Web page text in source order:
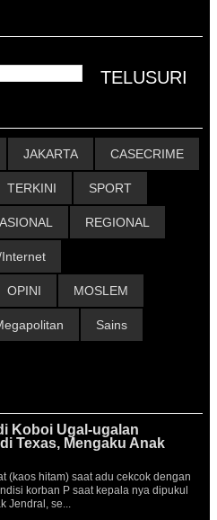
JAKARTA CASECRIME
TERKINI SPORT
REGIONAL
OPINI MOSLEM
Sains
Koboi Ugal-ugalan
Texas, Mengaku Anak
(kaos hitam) saat adu cekcok dengan
korban P saat kepala nya dipukul
Jendral, se...